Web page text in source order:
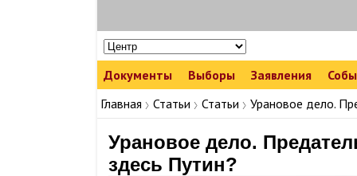
Документы Выборы Заявления
Главная
Статьи Статьи Урановое дело.
Урановое дело.
здесь Путин?